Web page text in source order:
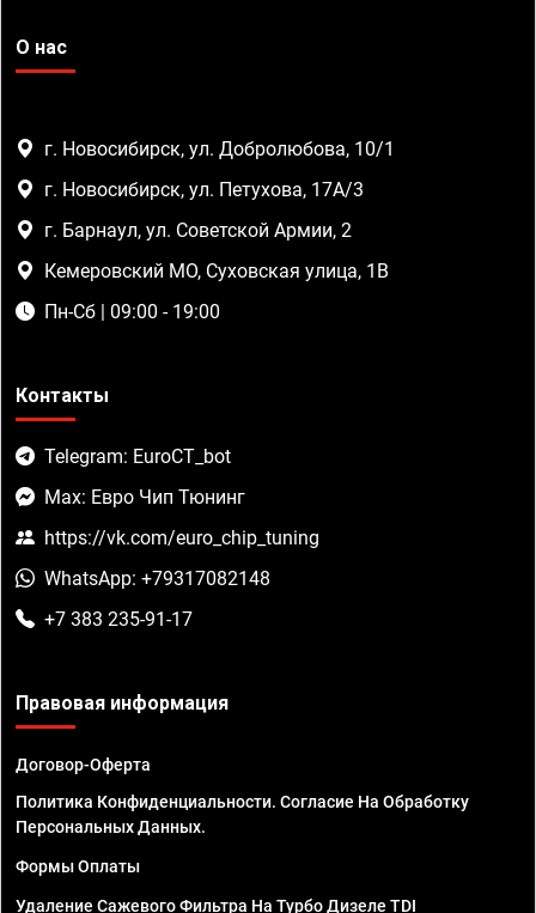
О нас
г. Новосибирск, ул. Добролюбова, 10/1
г. Новосибирск, ул. Петухова, 17А/3
г. Барнаул, ул. Советской Армии, 2
Кемеровский МО, Суховская улица, 1В
Пн-Сб | 09:00 - 19:00
Контакты
Telegram: EuroCT_bot
Max: Евро Чип Тюнинг
https://vk.com/euro_chip_tuning
WhatsApp: +79317082148
+7 383 235-91-17
Правовая информация
Договор-Оферта
Политика Конфиденциальности. Согласие На Обработку
Персональных Данных.
Формы Оплаты
Удаление Сажевого Фильтра На Турбо Дизеле TDI